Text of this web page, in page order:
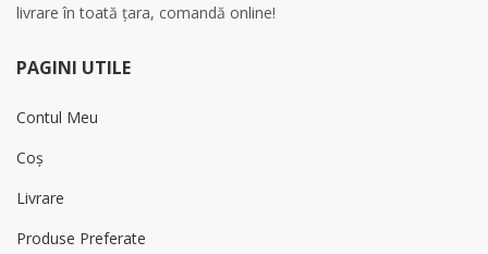
livrare în toată țara, comandă online!
PAGINI UTILE
Contul Meu
Coș
Livrare
Produse Preferate